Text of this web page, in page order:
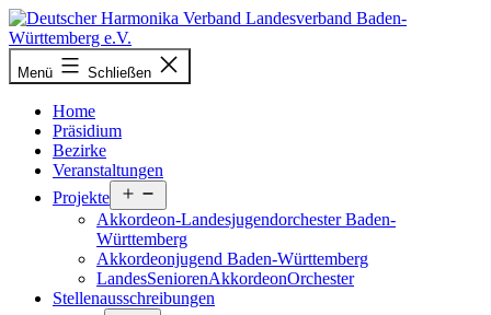
Zum
Inhalt
springen
Deutscher
Harmonika-
Menü Schließen
Home
Präsidium
Bezirke
Veranstaltungen
Projekte
öffnen
Akkordeon-Landesjugendorchester Baden-
Württemberg
Akkordeonjugend Baden-Württemberg
LandesSeniorenAkkordeonOrchester
Stellenausschreibungen